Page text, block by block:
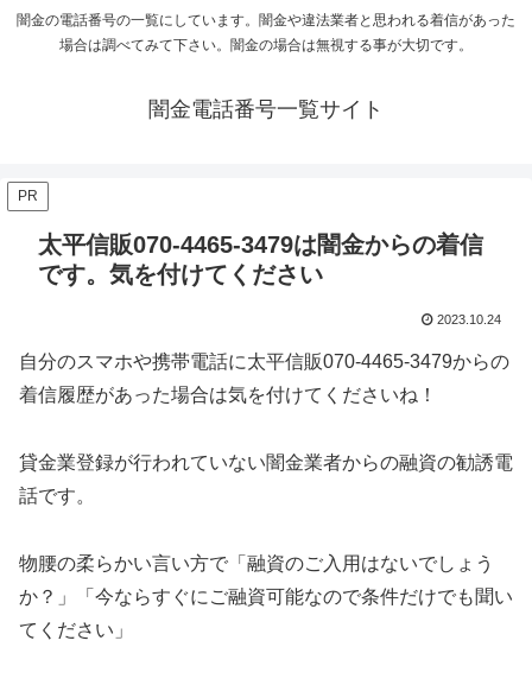
闇金の電話番号の一覧にしています。闇金や違法業者と思われる着信があった
場合は調べてみて下さい。闇金の場合は無視する事が大切です。
闇金電話番号一覧サイト
PR
太平信販070-4465-3479は闇金からの着信
です。気を付けてください
2023.10.24
自分のスマホや携帯電話に太平信販070-4465-3479からの
着信履歴があった場合は気を付けてくださいね！
貸金業登録が行われていない闇金業者からの融資の勧誘電
話です。
物腰の柔らかい言い方で「融資のご入用はないでしょう
か？」「今ならすぐにご融資可能なので条件だけでも聞い
てください」